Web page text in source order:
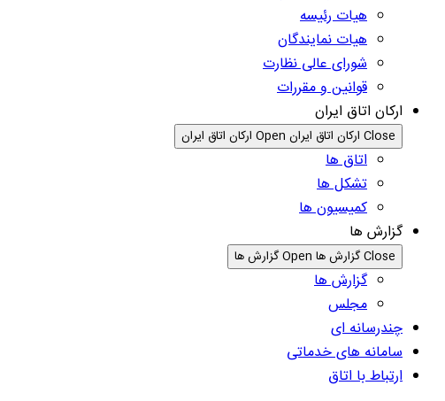
هیات رئیسه
هیات نمایندگان
شورای عالی نظارت
قوانین و مقررات
ارکان اتاق ایران
Close ارکان اتاق ایران Open ارکان اتاق ایران
اتاق ها
تشکل ها
کمیسیون ها
گزارش ها
Close گزارش ها Open گزارش ها
گزارش ها
مجلس
چندرسانه ای
سامانه های خدماتی
ارتباط با اتاق